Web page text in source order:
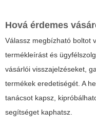
Hová érdemes
Válassz megbízható boltot
termékleírást és
vásárlói visszajelzéseket,
termékek eredetiségét. A
tanácsot kapsz,
segítséget kaphatsz.